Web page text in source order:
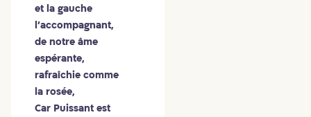
et la gauche
l’accompagnant,
de notre âme
espérante,
rafraîchie comme
la rosée,
Car Puissant est